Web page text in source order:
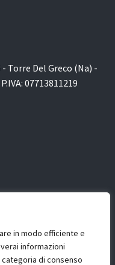
in modo efficiente e
informazioni
di consenso
Torre Del Greco (Na) -
07713811219